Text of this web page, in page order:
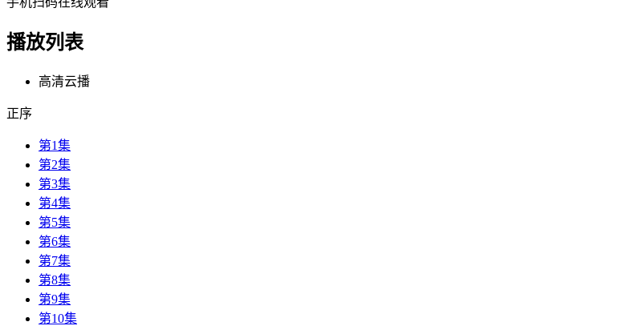
播放列表
高清云播
正序
第1集
第2集
第3集
第4集
第5集
第6集
第7集
第8集
第9集
第10集